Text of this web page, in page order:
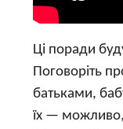
Ці поради
Поговоріть
батьками,
їх — можливо,